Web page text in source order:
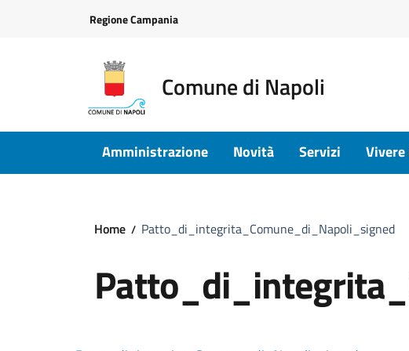
Regione Campania
Comune di Napoli
Amministrazione Novità Servizi Vivere
Home Patto_di_integrita_Comune_di_Napoli_signed